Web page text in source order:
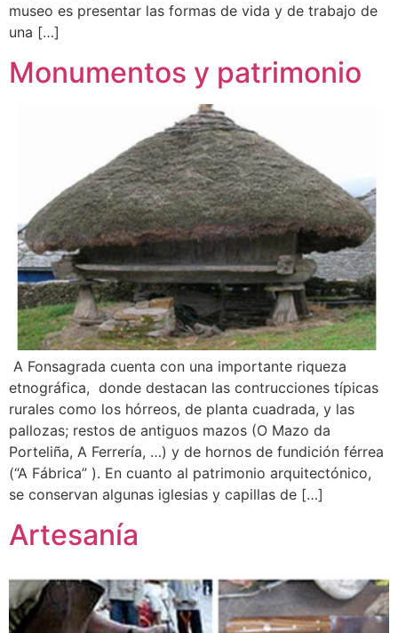
museo es presentar las formas de vida y de trabajo de
una […]
Monumentos y patrimonio
A Fonsagrada cuenta con una importante riqueza
etnográfica, donde destacan las contrucciones típicas
rurales como los hórreos, de planta cuadrada, y las
pallozas; restos de antiguos mazos (O Mazo da
Porteliña, A Ferrería, …) y de hornos de fundición férrea
(“A Fábrica” ). En cuanto al patrimonio arquitectónico,
se conservan algunas iglesias y capillas de […]
Artesanía